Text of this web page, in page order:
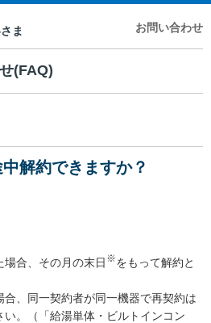
お問い合わせ
(FAQ)
解約できますか？
合、その月の末日 ※をもって解約と
、同一契約者が同一機器で再契約は
。（「給湯単体・ビルトインコン